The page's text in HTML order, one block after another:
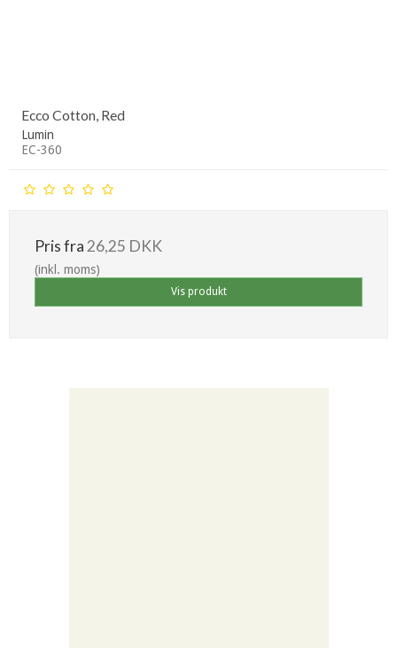
Ecco Cotton, Red
Lumin
EC-360
Pris fra26,25 DKK
(inkl. moms)
Vis produkt